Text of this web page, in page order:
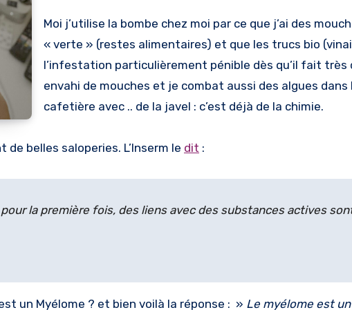
Moi j’utilise la bombe chez moi par ce que j’ai des
« verte » (restes alimentaires) et que les trucs bio
l’infestation particulièrement pénible dès qu’il fait très
envahi de mouches et je combat aussi des algues dans
cafetière avec .. de la javel : c’est déjà de la chimie.
belles saloperies. L’Inserm le dit :
la première fois, des liens avec des substances actives
un Myélome ? et bien voilà la réponse : » Le myélome est